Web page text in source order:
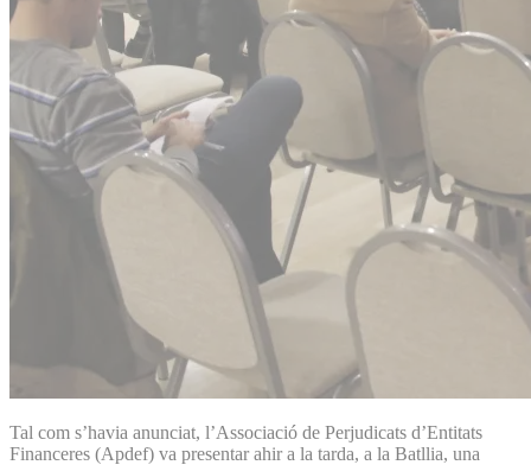
Tal com s’havia anunciat, l’Associació de Perjudicats d’Entitats
Financeres (Apdef) va presentar ahir a la tarda, a la Batllia, una